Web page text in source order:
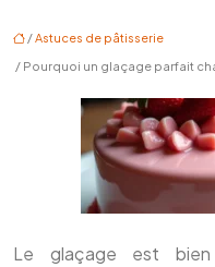
/Astuces de pâtisserie
/ Pourquoi un glaçage parfait
Le glaçage est bien